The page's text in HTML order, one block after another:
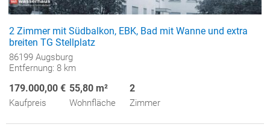
2 Zimmer mit Südbalkon, EBK, Bad mit Wanne und extra
breiten TG Stellplatz
86199 Augsburg
Entfernung: 8 km
179.000,00 €
Kaufpreis
55,80 m²
Wohnfläche
2
Zimmer